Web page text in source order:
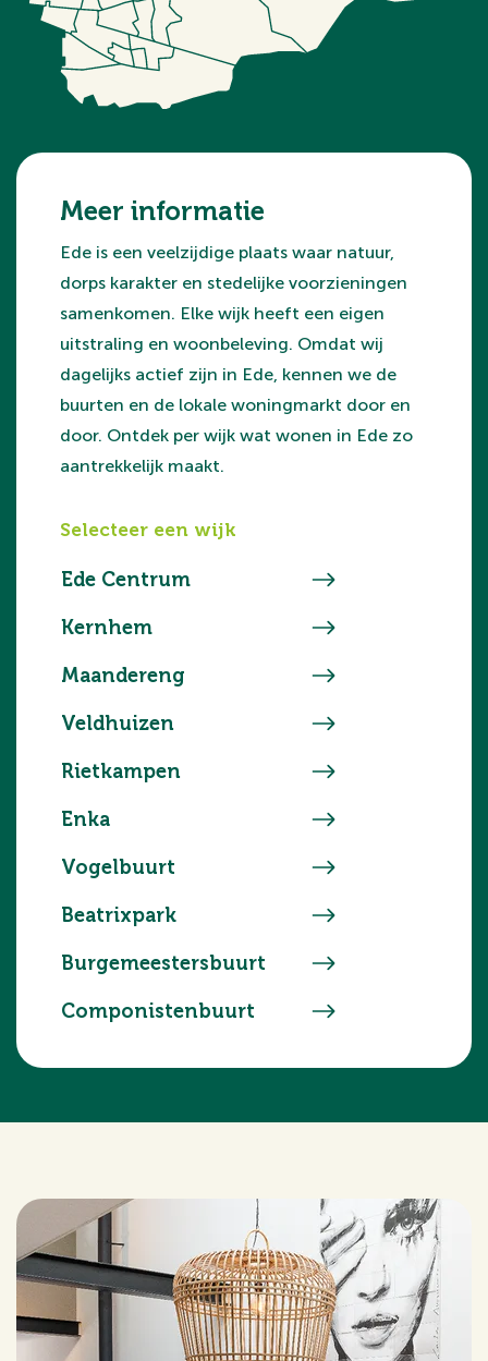
Meer informatie
Ede is een veelzijdige plaats waar natuur,
dorps karakter en stedelijke voorzieningen
samenkomen. Elke wijk heeft een eigen
uitstraling en woonbeleving. Omdat wij
dagelijks actief zijn in Ede, kennen we de
buurten en de lokale woningmarkt door en
door. Ontdek per wijk wat wonen in Ede zo
aantrekkelijk maakt.
Selecteer een wijk
Ede Centrum
Kernhem
Maandereng
Veldhuizen
Rietkampen
Enka
Vogelbuurt
Beatrixpark
Burgemeestersbuurt
Componistenbuurt